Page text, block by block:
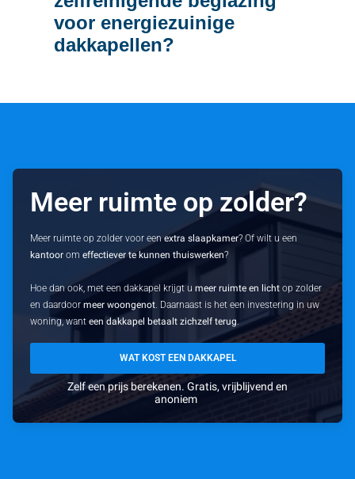
voor energiezuinige
dakkapellen?
Meer ruimte op zolder?
Meer ruimte op zolder voor eenextra slaapkamer? Of wilt u een
kantoor omeffectiever te kunnen thuiswerken?
Hoe dan ook, met een dakkapel krijgt umeer ruimte en licht op zolder
en daardoormeer woongenot. Daarnaast is het een investering in uw
woning, wanteen dakkapel betaalt zichzelf terug.
WAT KOST EEN DAKKAPEL
Zelf een prijs berekenen. Gratis, vrijblijvend en
anoniem